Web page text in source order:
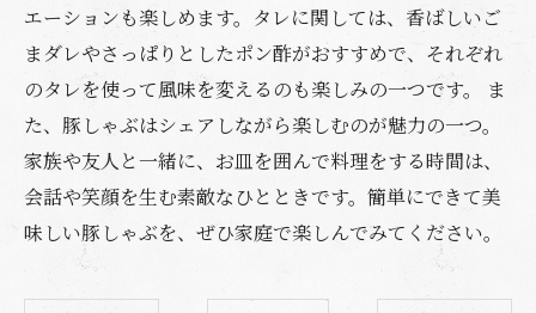
エーションも楽しめます。タレに関しては、香ばしいご
まダレやさっぱりとしたポン酢がおすすめで、それぞれ
のタレを使って風味を変えるのも楽しみの一つです。 ま
た、豚しゃぶはシェアしながら楽しむのが魅力の一つ。
家族や友人と一緒に、お皿を囲んで料理をする時間は、
会話や笑顔を生む素敵なひとときです。簡単にできて美
味しい豚しゃぶを、ぜひ家庭で楽しんでみてください。